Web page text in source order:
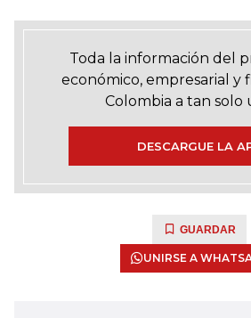
Toda la información del
económico, empresarial y
Colombia a tan solo
DESCARGUE LA
GUARDAR
UNIRSE A